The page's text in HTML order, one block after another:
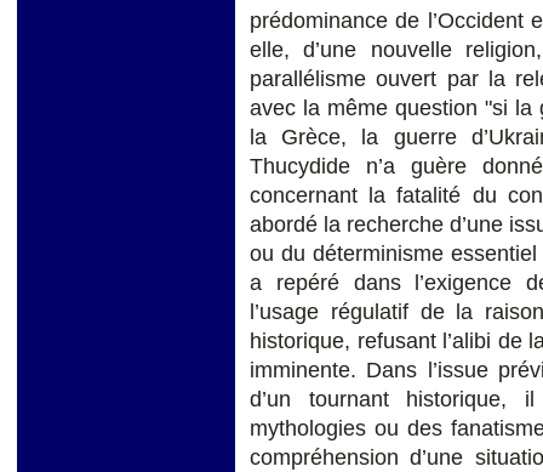
prédominance de l’Occident
elle, d’une nouvelle
parallélisme ouvert par la
avec la même question "si
la Grèce, la guerre
Thucydide n’a guère
concernant la fatalité du
abordé la recherche d’une
ou du déterminisme
a repéré dans l’exigence
l’usage régulatif de la
historique, refusant l’alibi de
imminente. Dans l’issue
d’un tournant
mythologies ou des
compréhension d’une